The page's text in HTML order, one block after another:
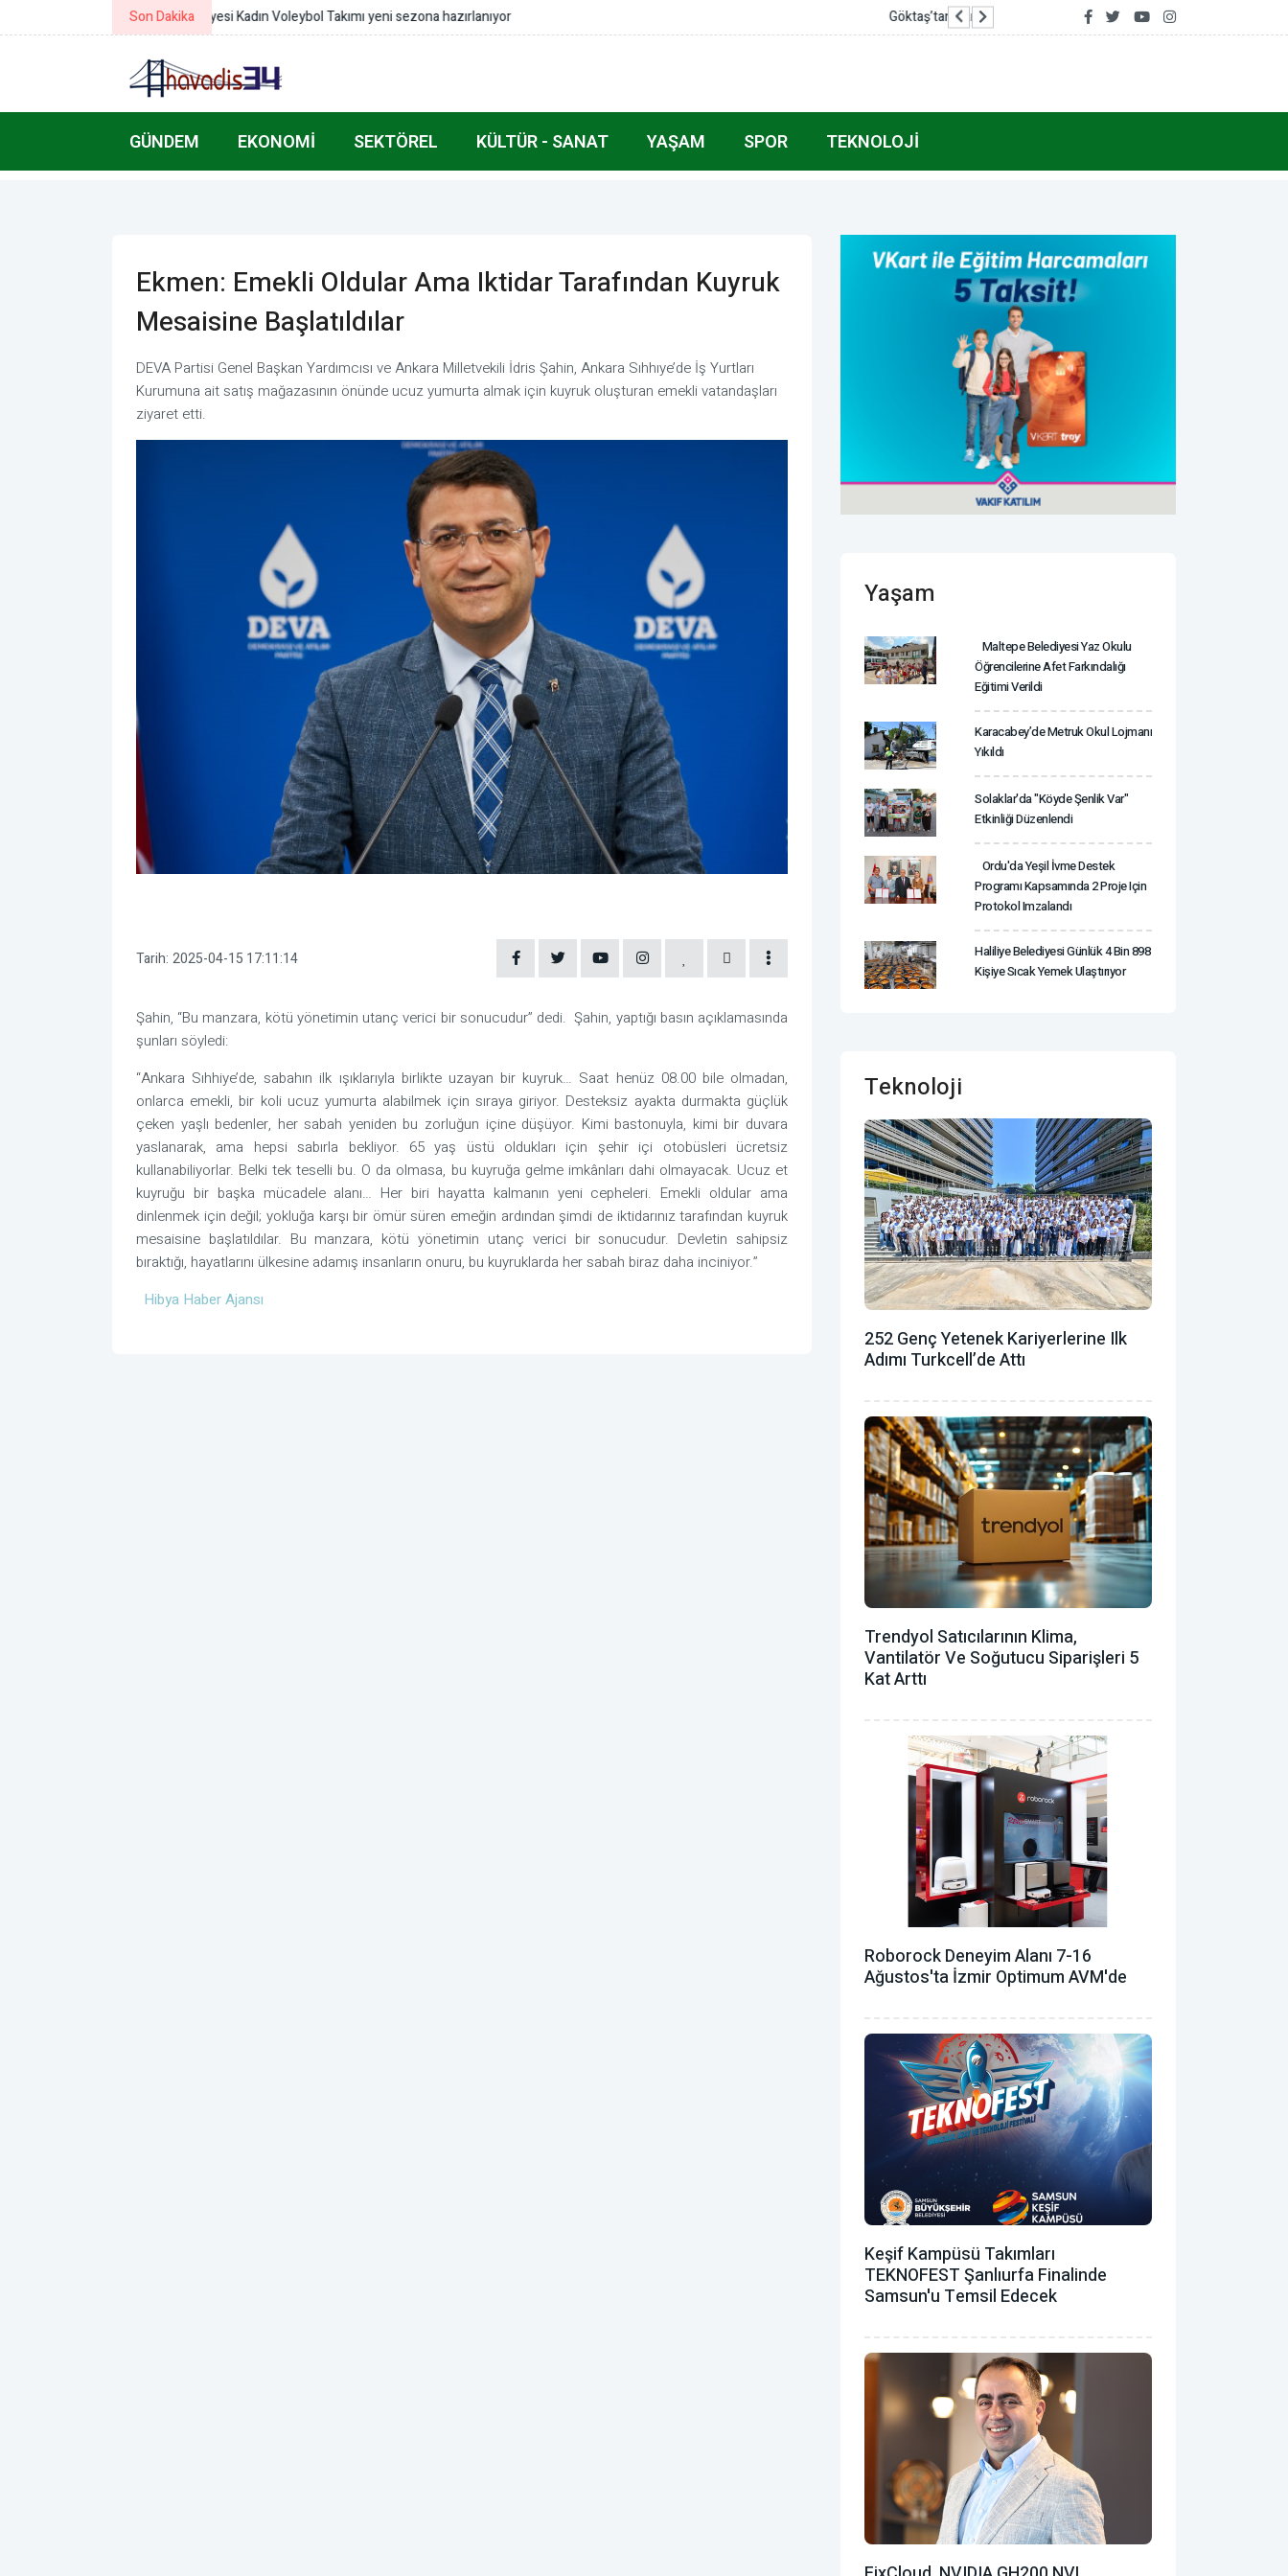
Son Dakika Göktaş’tan Van’da Teşekkür Belgesi takdimi Erdoğan, Muhammed bin Selman ile
GÜNDEM EKONOMI SEKTÖREL KÜLTÜR - SANAT YAŞAM SPOR TEKNOLOJI
Ekmen: Emekli Oldular Ama Iktidar Tarafından Kuyruk
Mesaisine Başlatıldılar
DEVA Partisi Genel Başkan Yardımcısı ve Ankara Milletvekili İdris Şahin, Ankara Sıhhıye’de İş Yurtları
Kurumuna ait satış mağazasının önünde ucuz yumurta almak için kuyruk oluşturan emekli vatandaşları
ziyaret etti.
Tarih: 2025-04-15 17:11:14
Şahin, “Bu manzara, kötü yönetimin utanç verici bir sonucudur” dedi. Şahin, yaptığı basın açıklamasında
şunları söyledi:
“Ankara Sıhhiye’de, sabahın ilk ışıklarıyla birlikte uzayan bir kuyruk… Saat henüz 08.00 bile olmadan,
onlarca emekli, bir koli ucuz yumurta alabilmek için sıraya giriyor. Desteksiz ayakta durmakta güçlük
çeken yaşlı bedenler, her sabah yeniden bu zorluğun içine düşüyor. Kimi bastonuyla, kimi bir duvara
yaslanarak, ama hepsi sabırla bekliyor. 65 yaş üstü oldukları için şehir içi otobüsleri ücretsiz
kullanabiliyorlar. Belki tek teselli bu. O da olmasa, bu kuyruğa gelme imkânları dahi olmayacak. Ucuz et
kuyruğu bir başka mücadele alanı… Her biri hayatta kalmanın yeni cepheleri. Emekli oldular ama
dinlenmek için değil; yokluğa karşı bir ömür süren emeğin ardından şimdi de iktidarınız tarafından kuyruk
mesaisine başlatıldılar. Bu manzara, kötü yönetimin utanç verici bir sonucudur. Devletin sahipsiz
bıraktığı, hayatlarını ülkesine adamış insanların onuru, bu kuyruklarda her sabah biraz daha inciniyor.”
Hibya Haber Ajansı
Yaşam
Maltepe Belediyesi Yaz Okulu
Öğrencilerine Afet Farkındalığı
Eğitimi Verildi
Karacabey’de Metruk Okul Lojmanı
Yıkıldı
Solaklar'da "Köyde Şenlik Var"
Etkinliği Düzenlendi
Ordu'da Yeşil İvme Destek
Programı Kapsamında 2 Proje Için
Protokol Imzalandı
Haliliye Belediyesi Günlük 4 Bin 898
Kişiye Sıcak Yemek Ulaştırıyor
Teknoloji
252 Genç Yetenek Kariyerlerine Ilk
Adımı Turkcell’de Attı
Trendyol Satıcılarının Klima,
Vantilatör ‎ve Soğutucu Siparişleri 5
Kat Arttı
Roborock Deneyim Alanı 7-16
Ağustos'ta İzmir Optimum AVM'de
Keşif Kampüsü Takımları
TEKNOFEST Şanlıurfa Finalinde
Samsun'u Temsil Edecek